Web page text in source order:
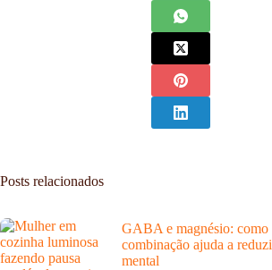
Posts relacionados
GABA e magnésio: como
combinação ajuda a
mental